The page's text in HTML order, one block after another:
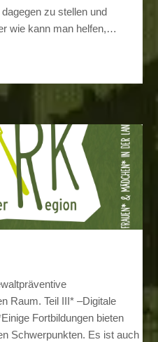
zu stellen und
wie kann man helfen,…
Raum. Teil III* –Digitale
Fortbildungen bieten
Schwerpunkten. Es ist auch